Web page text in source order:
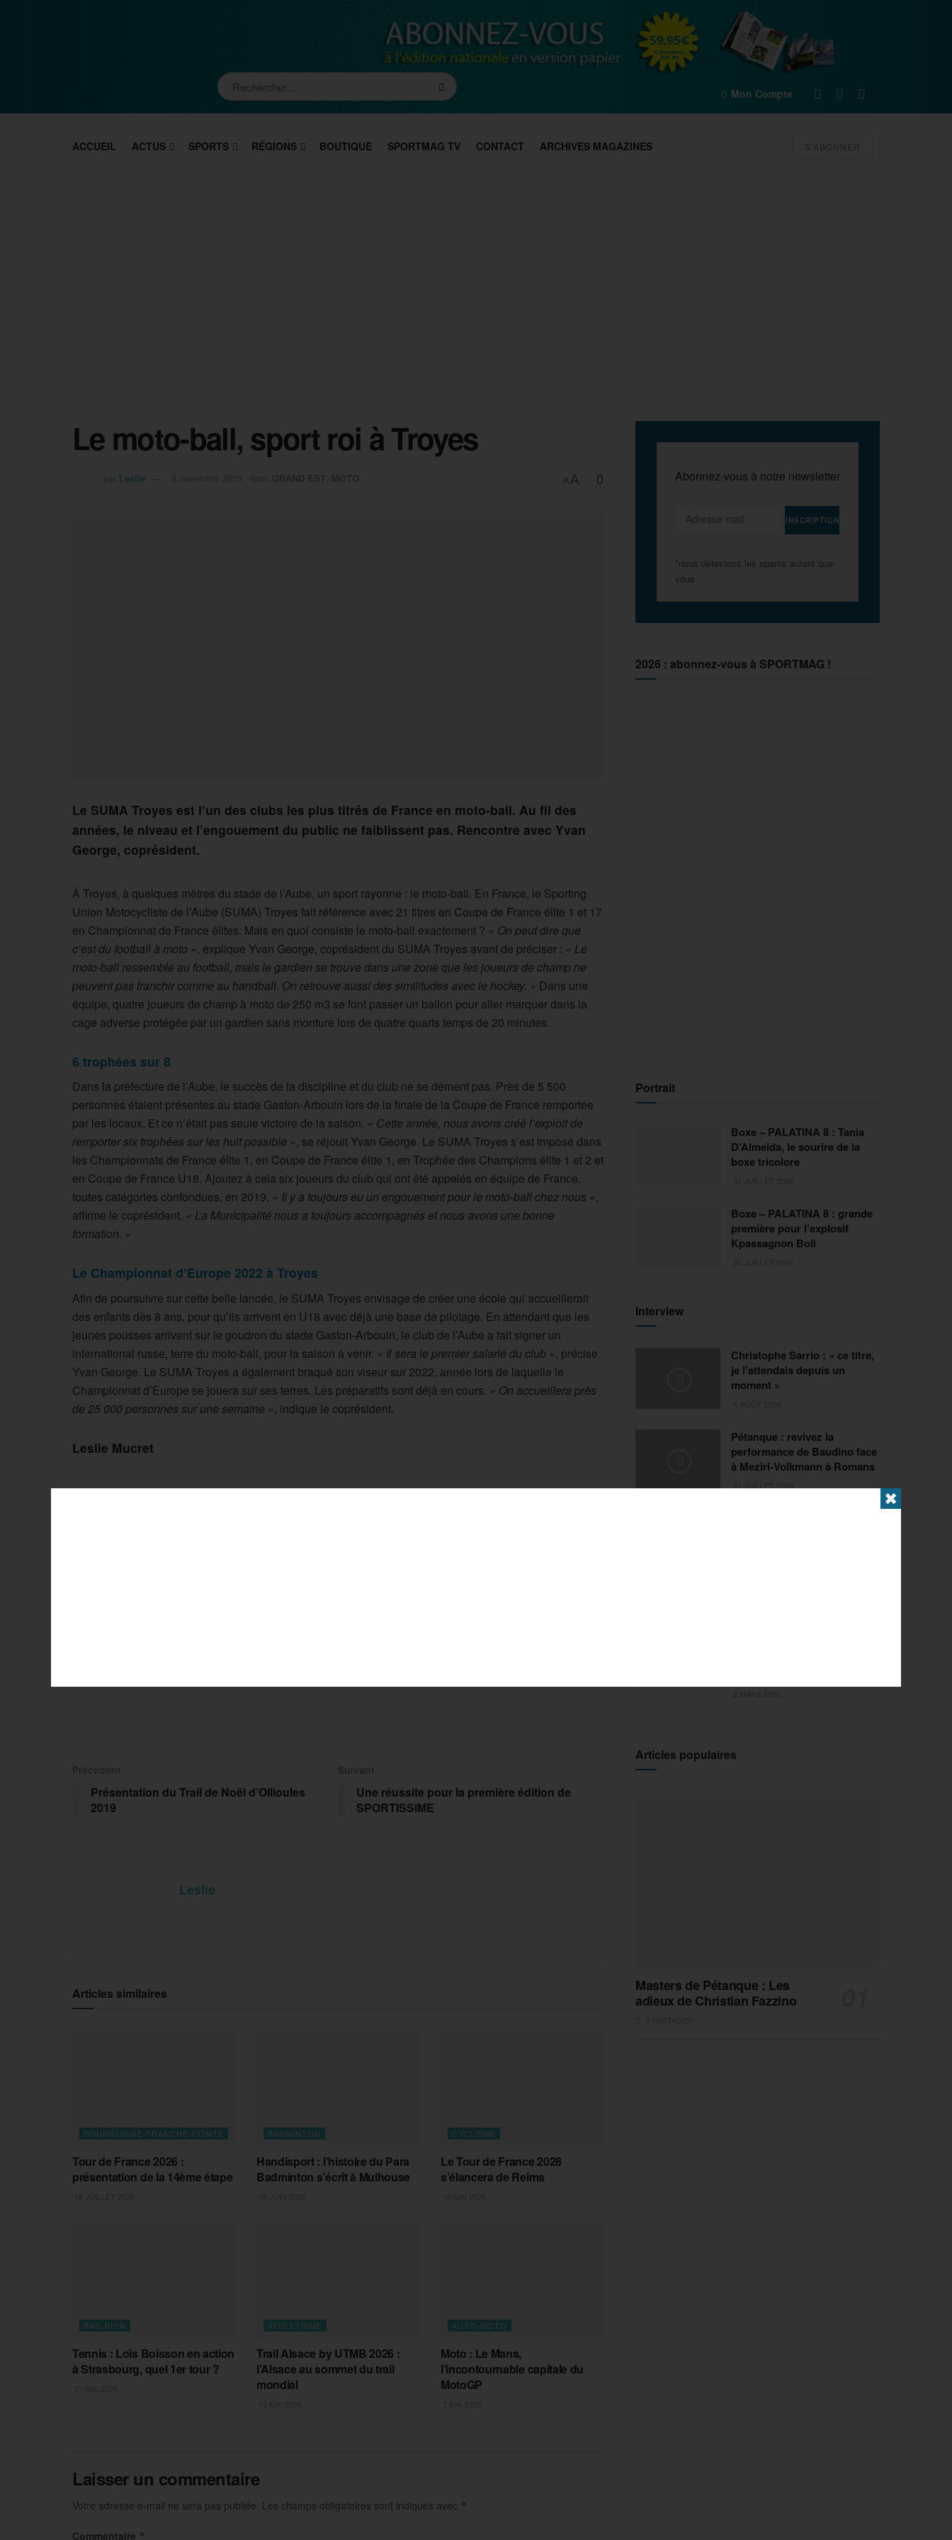
Mon Compte
ACCUEIL ACTUS SPORTS RÉGIONS BOUTIQUE SPORTMAG TV CONTACT ARCHIVES MAGAZINES S'ABONNER
Le moto-ball, sport roi à Troyes
Leslie A A 0
Le SUMA Troyes est l’un des clubs les plus titrés de France en moto-ball. Au fil des
années, le niveau et l’engouement du public ne faiblissent pas. Rencontre avec Yvan
George, coprésident.
À Troyes, à quelques mètres du stade de l’Aube, un sport rayonne : le moto-ball. En France, le Sporting
Union Motocycliste de l’Aube (SUMA) Troyes fait référence avec 21 titres en Coupe de France élite 1 et 17
en Championnat de France élites. Mais en quoi consiste le moto-ball exactement ? « On peut dire que
c’est du football à moto », explique Yvan George, coprésident du SUMA Troyes avant de préciser : « Le
moto-ball ressemble au football, mais le gardien se trouve dans une zone que les joueurs de champ ne
peuvent pas franchir comme au handball. On retrouve aussi des similitudes avec le hockey. » Dans une
équipe, quatre joueurs de champ à moto de 250 m3 se font passer un ballon pour aller marquer dans la
cage adverse protégée par un gardien sans monture lors de quatre quarts temps de 20 minutes.
6 trophées sur 8
Dans la préfecture de l’Aube, le succès de la discipline et du club ne se dément pas. Près de 5 500
personnes étaient présentes au stade Gaston-Arbouin lors de la finale de la Coupe de France remportée
par les locaux. Et ce n’était pas seule victoire de la saison. « Cette année, nous avons créé l’exploit de
remporter six trophées sur les huit possible », se réjouit Yvan George. Le SUMA Troyes s’est imposé dans
les Championnats de France élite 1, en Coupe de France élite 1, en Trophée des Champions élite 1 et 2 et
en Coupe de France U18. Ajoutez à cela six joueurs du club qui ont été appelés en équipe de France,
toutes catégories confondues, en 2019. « Il y a toujours eu un engouement pour le moto-ball chez nous »,
affirme le coprésident. « La Municipalité nous a toujours accompagnés et nous avons une bonne
formation. »
Le Championnat d’Europe 2022 à Troyes
Afin de poursuivre sur cette belle lancée, le SUMA Troyes envisage de créer une école qui accueillerait
des enfants dès 8 ans, pour qu’ils arrivent en U18 avec déjà une base de pilotage. En attendant que les
jeunes pousses arrivent sur le goudron du stade Gaston-Arbouin, le club de l’Aube a fait signer un
international russe, terre du moto-ball, pour la saison à venir. « Il sera le premier salarié du club », précise
Yvan George. Le SUMA Troyes a également braqué son viseur sur 2022, année lors de laquelle le
Championnat d’Europe se jouera sur ses terres. Les préparatifs sont déjà en cours. « On accueillera près
de 25 000 personnes sur une semaine », indique le coprésident.
Leslie Mucret
Présentation du Trail de Noël d’Ollioules
2019
Une réussite pour la première édition de
SPORTISSIME
Leslie
Articles similaires
BOURGOGNE-FRANCHE-COMTE
Tour de France 2026 :
présentation de la 14ème étape
BADMINTON
Handisport : l’histoire du Para
Badminton s’écrit à Mulhouse
CYCLISME
Le Tour de France 2028
s’élancera de Reims
BAS-RHIN
Tennis : Loïs Boisson en action
à Strasbourg, quel 1er tour ?
ATHLETISME
Trail Alsace by UTMB 2026 :
l’Alsace au sommet du trail
mondial
AUTO-MOTO
Moto : Le Mans,
l’incontournable capitale du
MotoGP
Laisser un commentaire
Votre adresse e-mail ne sera pas publiée. Les champs obligatoires sont indiqués avec *
Commentaire *
Abonnez-vous à notre newsletter
*nous détestons les spams autant que
vous
2026 : abonnez-vous à SPORTMAG !
Portrait
Boxe – PALATINA 8 : Tania
D’Almeida, le sourire de la
boxe tricolore
Boxe – PALATINA 8 : grande
première pour l’explosif
Kpassagnon Boli
Interview
Christophe Sarrio : « ce titre,
je l’attendais depuis un
moment »
Pétanque : revivez la
performance de Baudino face
à Meziri-Volkmann à Romans
31 JUILLET 2026
Articles populaires
Masters de Pétanque : Les
adieux de Christian Fazzino
✖